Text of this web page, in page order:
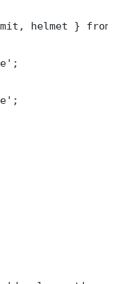
helmet } from